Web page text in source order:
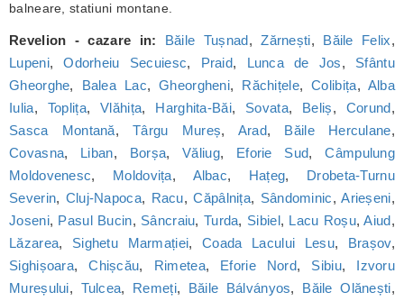
balneare, statiuni montane.
Revelion - cazare in: Băile Tușnad,Zărnești, Băile Felix,
Lupeni,Odorheiu Secuiesc, Praid, Lunca de Jos, Sfântu
Gheorghe, Balea Lac,Gheorgheni, Răchițele,Colibița, Alba
Iulia, Toplița,Vlăhița, Harghita-Băi, Sovata, Beliș, Corund,
Sasca Montană,Târgu Mureș, Arad, Băile Herculane,
Covasna, Liban, Borșa,Văliug, Eforie Sud,Câmpulung
Moldovenesc, Moldovița, Albac, Hațeg, Drobeta-Turnu
Severin, Cluj-Napoca, Racu,Căpâlnița, Sândominic,Arieșeni,
Joseni, Pasul Bucin, Sâncraiu, Turda, Sibiel, Lacu Roșu,Aiud,
Lăzarea, Sighetu Marmației,Coada Lacului Lesu, Brașov,
Sighișoara,Chișcău, Rimetea, Eforie Nord, Sibiu, Izvoru
Mureșului, Tulcea, Remeți, Băile Bálványos, Băile Olănești,